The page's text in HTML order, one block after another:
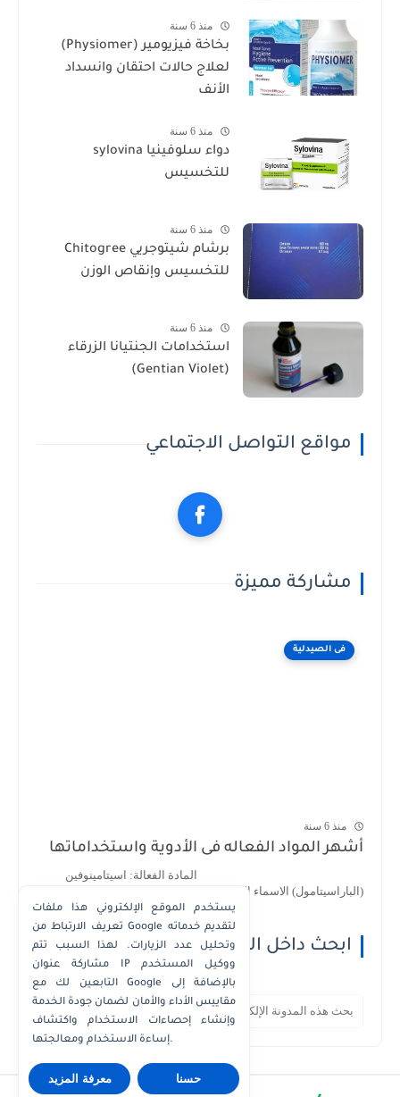
منذ 6 سنة
بخاخة فيزيومير (Physiomer)
لعلاج حالات احتقان وانسداد
الأنف
منذ 6 سنة
دواء سلوفينيا sylovina
للتخسيس
منذ 6 سنة
برشام شيتوجريي Chitogree
للتخسيس وإنقاص الوزن
منذ 6 سنة
استخدامات الجنتيانا الزرقاء
(Gentian Violet)
مواقع التواصل الاجتماعي
مشاركة مميزة
فى الصيدلية
منذ 6 سنة
أشهر المواد الفعاله فى الأدوية واستخداماتها
المادة الفعالة: اسيتامينوفين
(الباراسيتامول) الاسماء التجارية : 1- اسيتامينوف...
ابحث داخل الموقع
يستخدم الموقع الإلكتروني هذا ملفات
تعريف الارتباط من Google لتقديم خدماته
وتحليل عدد الزيارات. لهذا السبب تتم
مشاركة عنوان IP ووكيل المستخدم
التابعين لك مع Google بالإضافة إلى
مقاييس الأداء والأمان لضمان جودة الخدمة
وإنشاء إحصاءات الاستخدام واكتشاف
إساءة الاستخدام ومعالجتها.
معرفة المزيد حسنا